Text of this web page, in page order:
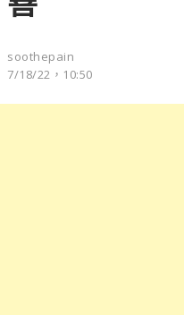
soothepain
7/18/22，10:50